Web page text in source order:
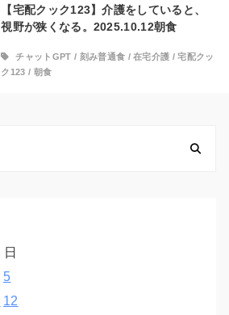
【宅配クック123】介護をしていると、
視野が狭くなる。2025.10.12朝食
チャットGPT / 刻み普通食 /在宅介護 /宅配クッ
ク123 / 朝食
日
5
12